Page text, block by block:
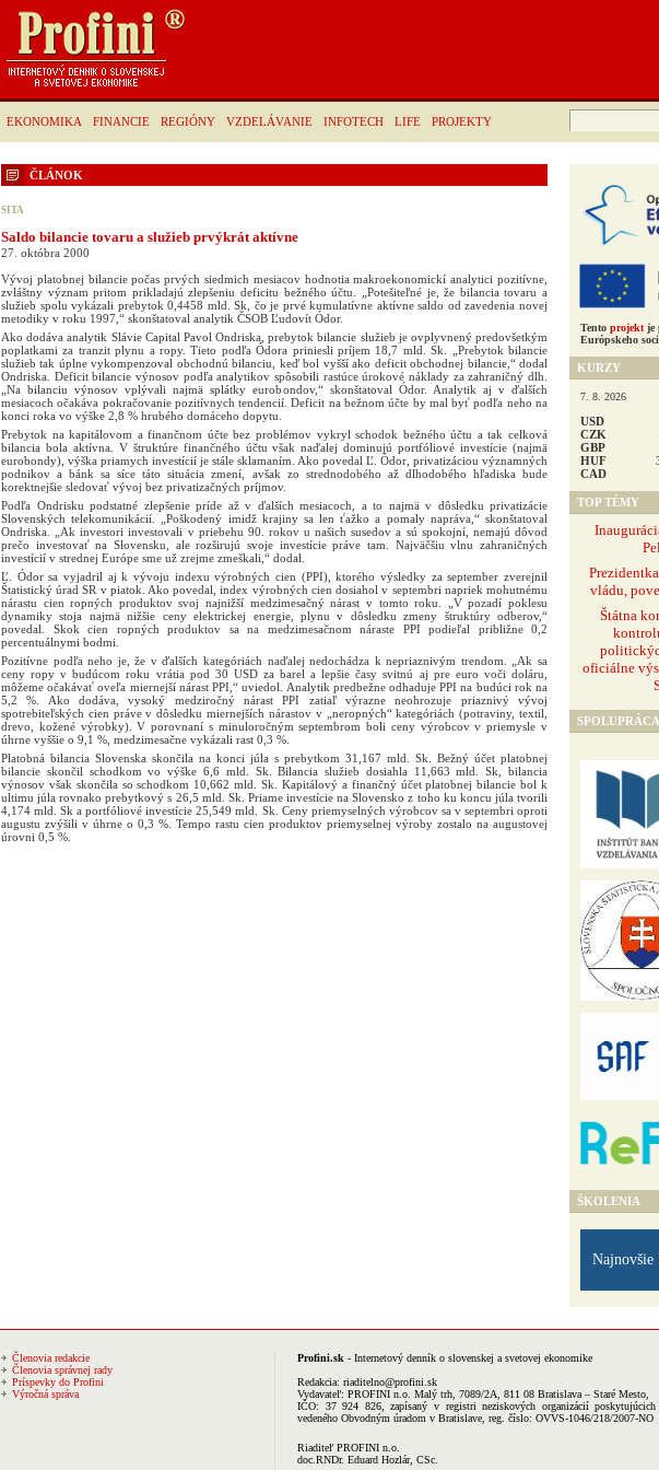
EKONOMIKA FINANCIE REGIÓNY VZDELÁVANIE INFOTECH LIFE PROJEKTY
Hľadať:
ČLÁNOK
SITA
Saldo bilancie tovaru a služieb prvýkrát aktívne
27. októbra 2000
Vývoj platobnej bilancie počas prvých siedmich mesiacov hodnotia makroekonomickí analytici pozitívne,
zvláštny význam pritom prikladajú zlepšeniu deficitu bežného účtu. „Potešiteľné je, že bilancia tovaru a
služieb spolu vykázali prebytok 0,4458 mld. Sk, čo je prvé kumulatívne aktívne saldo od zavedenia novej
metodiky v roku 1997,“ skonštatoval analytik ČSOB Ľudovít Ódor.
Ako dodáva analytik Slávie Capital Pavol Ondriska, prebytok bilancie služieb je ovplyvnený predovšetkým
poplatkami za tranzit plynu a ropy. Tieto podľa Ódora priniesli príjem 18,7 mld. Sk. „Prebytok bilancie
služieb tak úplne vykompenzoval obchodnú bilanciu, keď bol vyšší ako deficit obchodnej bilancie,“ dodal
Ondriska. Deficit bilancie výnosov podľa analytikov spôsobili rastúce úrokové náklady za zahraničný dlh.
„Na bilanciu výnosov vplývali najmä splátky eurobondov,“ skonštatoval Ódor. Analytik aj v ďalších
mesiacoch očakáva pokračovanie pozitívnych tendencií. Deficit na bežnom účte by mal byť podľa neho na
konci roka vo výške 2,8 % hrubého domáceho dopytu.
Prebytok na kapitálovom a finančnom účte bez problémov vykryl schodok bežného účtu a tak celková
bilancia bola aktívna. V štruktúre finančného účtu však naďalej dominujú portfóliové investície (najmä
eurobondy), výška priamych investícií je stále sklamaním. Ako povedal Ľ. Ódor, privatizáciou významných
podnikov a bánk sa síce táto situácia zmení, avšak zo strednodobého až dlhodobého hľadiska bude
korektnejšie sledovať vývoj bez privatizačných príjmov.
Podľa Ondrisku podstatné zlepšenie príde až v ďalších mesiacoch, a to najmä v dôsledku privatizácie
Slovenských telekomunikácií. „Poškodený imidž krajiny sa len ťažko a pomaly napráva,“ skonštatoval
Ondriska. „Ak investori investovali v priebehu 90. rokov u našich susedov a sú spokojní, nemajú dôvod
prečo investovať na Slovensku, ale rozširujú svoje investície práve tam. Najväčšiu vlnu zahraničných
investícií v strednej Európe sme už zrejme zmeškali,“ dodal.
Ľ. Ódor sa vyjadril aj k vývoju indexu výrobných cien (PPI), ktorého výsledky za september zverejnil
Štatistický úrad SR v piatok. Ako povedal, index výrobných cien dosiahol v septembri napriek mohutnému
nárastu cien ropných produktov svoj najnižší medzimesačný nárast v tomto roku. „V pozadí poklesu
dynamiky stoja najmä nižšie ceny elektrickej energie, plynu v dôsledku zmeny štruktúry odberov,“
povedal. Skok cien ropných produktov sa na medzimesačnom náraste PPI podieľal približne 0,2
percentuálnymi bodmi.
Pozitívne podľa neho je, že v ďalších kategóriách naďalej nedochádza k nepriaznivým trendom. „Ak sa
ceny ropy v budúcom roku vrátia pod 30 USD za barel a lepšie časy svitnú aj pre euro voči doláru,
môžeme očakávať oveľa miernejší nárast PPI,“ uviedol. Analytik predbežne odhaduje PPI na budúci rok na
5,2 %. Ako dodáva, vysoký medziročný nárast PPI zatiaľ výrazne neohrozuje priaznivý vývoj
spotrebiteľských cien práve v dôsledku miernejších nárastov v „neropných“ kategóriách (potraviny, textil,
drevo, kožené výrobky). V porovnaní s minuloročným septembrom boli ceny výrobcov v priemysle v
úhrne vyššie o 9,1 %, medzimesačne vykázali rast 0,3 %.
Platobná bilancia Slovenska skončila na konci júla s prebytkom 31,167 mld. Sk. Bežný účet platobnej
bilancie skončil schodkom vo výške 6,6 mld. Sk. Bilancia služieb dosiahla 11,663 mld. Sk, bilancia
výnosov však skončila so schodkom 10,662 mld. Sk. Kapitálový a finančný účet platobnej bilancie bol k
ultimu júla rovnako prebytkový s 26,5 mld. Sk. Priame investície na Slovensko z toho ku koncu júla tvorili
4,174 mld. Sk a portfóliové investície 25,549 mld. Sk. Ceny priemyselných výrobcov sa v septembri oproti
augustu zvýšili v úhrne o 0,3 %. Tempo rastu cien produktov priemyselnej výroby zostalo na augustovej
úrovni 0,5 %.
Tento projekt je
Európskeho
KURZY
7. 8. 2026
USD
CZK
GBP
HUF
CAD
TOP TÉMY
vládu,
Štátna
oficiálne
SPOLUPRÁCA
ŠKOLENIA
Najnovšie
Členovia redakcie
Členovia správnej rady
Príspevky do Profini
Výročná správa
Profini.sk - Internetový denník o slovenskej a svetovej ekonomike
Redakcia: riaditelno@profini.sk
Vydavateľ: PROFINI n.o. Malý trh, 7089/2A, 811 08 Bratislava – Staré Mesto,
IČO: 37 924 826, zapísaný v registri neziskových organizácií poskytujúcich
vedeného Obvodným úradom v Bratislave, reg. číslo: OVVS-1046/218/2007-NO
Riaditeľ PROFINI n.o.
doc.RNDr. Eduard Hozlár, CSc.